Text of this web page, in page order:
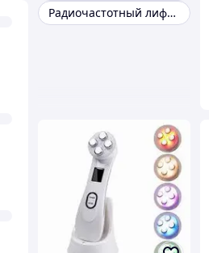
Радиочастотный лифтинг тела